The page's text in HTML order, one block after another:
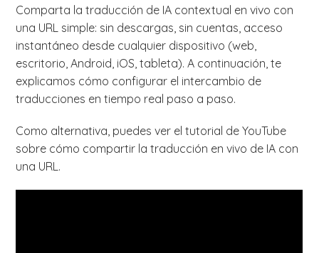
Comparta la traducción de IA contextual en vivo con
una URL simple: sin descargas, sin cuentas, acceso
instantáneo desde cualquier dispositivo (web,
escritorio, Android, iOS, tableta). A continuación, te
explicamos cómo configurar el intercambio de
traducciones en tiempo real paso a paso.
Como alternativa, puedes ver el tutorial de YouTube
sobre cómo compartir la traducción en vivo de IA con
una URL.